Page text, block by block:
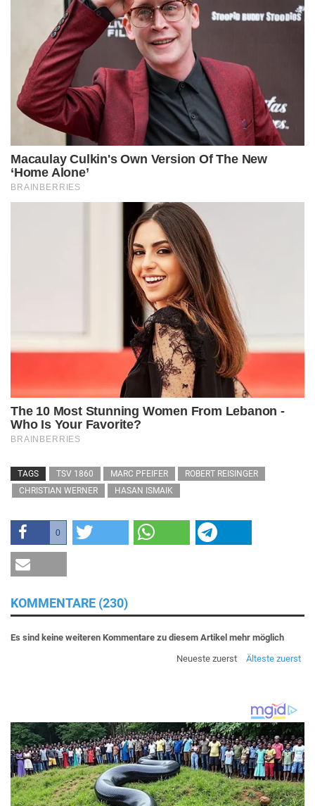
TAGS TSV 1860 MARC PFEIFER
ROBERT REISINGER
CHRISTIAN WERNER
HASAN ISMAIK
0
KOMMENTARE (230)
Es sind keine weiteren Kommentare zu diesem Artikel mehr möglich
Neueste zuerst
Älteste zuerst